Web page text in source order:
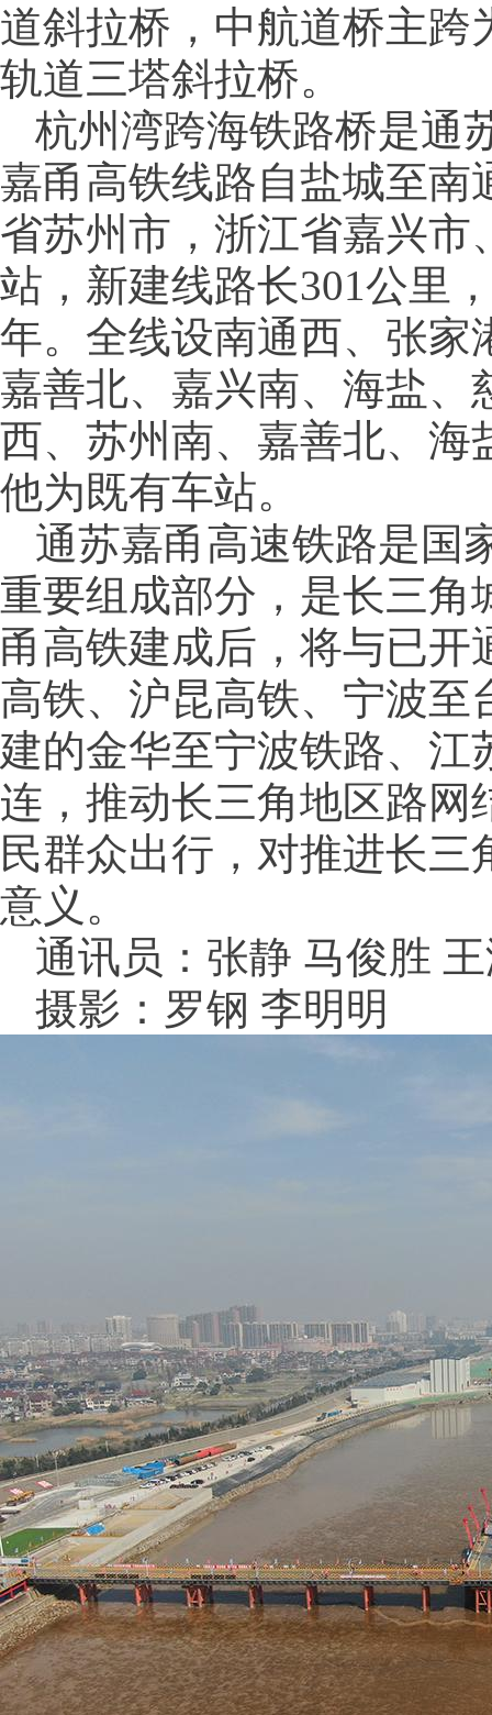
道斜拉桥，中航道桥主跨
轨道三塔斜拉桥。
杭州湾跨海铁路桥是通
嘉甬高铁线路自盐城至南
省苏州市，浙江省嘉兴市
站，新建线路长301公里
年。全线设南通西、张家
嘉善北、嘉兴南、海盐、
西、苏州南、嘉善北、海
他为既有车站。
通苏嘉甬高速铁路是国
重要组成部分，是长三角
甬高铁建成后，将与已
高铁、沪昆高铁、宁波至
建的金华至宁波铁路、江
连，推动长三角地区路网
民群众出行，对推进长
意义。
通讯员：张静 马俊胜
摄影：罗钢 李明明